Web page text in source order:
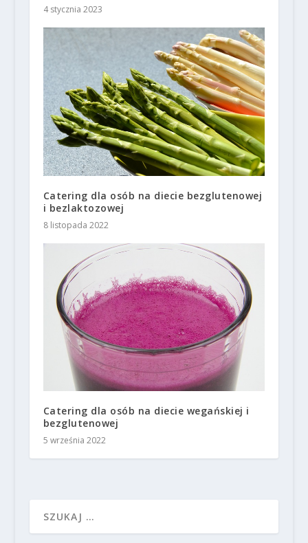
4 stycznia 2023
Catering dla osób na diecie bezglutenowej
i bezlaktozowej
8 listopada 2022
Catering dla osób na diecie wegańskiej i
bezglutenowej
5 września 2022